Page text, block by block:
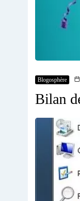
Blogosphère
Bilan